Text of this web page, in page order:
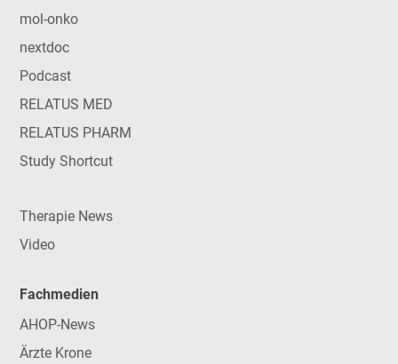
mol-onko
nextdoc
Podcast
RELATUS MED
RELATUS PHARM
Study Shortcut
Therapie News
Video
Fachmedien
AHOP-News
Ärzte Krone